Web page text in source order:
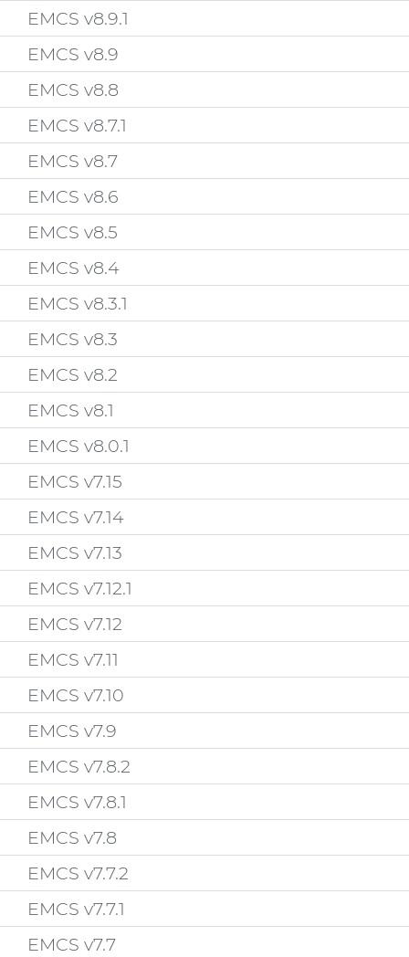
EMCS v8.9.1
EMCS v8.9
EMCS v8.8
EMCS v8.7.1
EMCS v8.7
EMCS v8.6
EMCS v8.5
EMCS v8.4
EMCS v8.3.1
EMCS v8.3
EMCS v8.2
EMCS v8.1
EMCS v8.0.1
EMCS v7.15
EMCS v7.14
EMCS v7.13
EMCS v7.12.1
EMCS v7.12
EMCS v7.11
EMCS v7.10
EMCS v7.9
EMCS v7.8.2
EMCS v7.8.1
EMCS v7.8
EMCS v7.7.2
EMCS v7.7.1
EMCS v7.7